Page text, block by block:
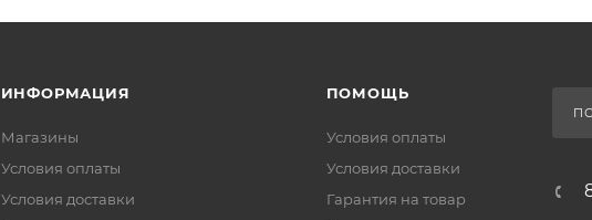
ИНФОРМАЦИЯ
Магазины
Условия оплаты
Условия доставки
ПОМОЩЬ
Условия оплаты
Условия доставки
Гарантия на товар